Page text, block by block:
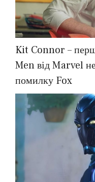
Kit Connor –
Men від Marvel
помилку Fox